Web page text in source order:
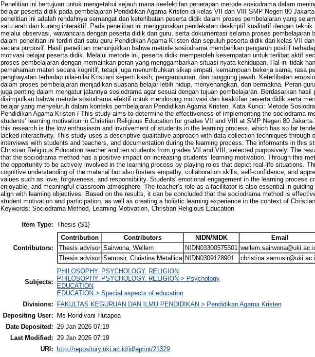
Penelitian ini bertujuan untuk mengetahui sejauh mana keefektifan penerapan metode sosiodrama dalam
belajar peserta didik pada pembelajaran Pendidikan Agama Kristen di kelas VII dan VIII SMP Negeri 80
penelitian ini adalah rendahnya semangat dan keterlibatan peserta didik dalam proses pembelajaran yang
satu arah dan kurang interaktif. Pada penelitian ini menggunakan pendekatan deskriptif kualitatif dengan teknik
melalui observasi, wawancara dengan peserta didik dan guru, serta dokumentasi selama proses pembelajaran
dalam penelitian ini terdiri dari satu guru Pendidikan Agama Kristen dan sepuluh peserta didik dari kelas VII
secara purposif. Hasil penelitian menunjukkan bahwa metode sosiodrama memberikan pengaruh positif
motivasi belajar peserta didik. Melalui metode ini, peserta didik memperoleh kesempatan untuk terlibat aktif
proses pembelajaran dengan memainkan peran yang menggambarkan situasi nyata kehidupan. Hal ini tidak
pemahaman materi secara kognitif, tetapi juga menumbuhkan sikap empati, kemampuan bekerja sama, rasa
penghayatan terhadap nilai-nilai Kristiani seperti kasih, pengampunan, dan tanggung jawab. Keterlibatan
dalam proses pembelajaran menjadikan suasana belajar lebih hidup, menyenangkan, dan bermakna. Peran
juga penting dalam mengatur jalannya sosiodrama agar sesuai dengan tujuan pembelajaran. Berdasarkan hasil
disimpulkan bahwa metode sosiodrama efektif untuk mendorong motivasi dan keaktifan peserta didik serta
belajar yang menyeluruh dalam konteks pembelajaran Pendidikan Agama Kristen. Kata Kunci: Metode
Pendidikan Agama Kristen / This study aims to determine the effectiveness of implementing the sociodrama
students’ learning motivation in Christian Religious Education for grades VII and VIII at SMP Negeri 80
this research is the low enthusiasm and involvement of students in the learning process, which has so far
lacked interactivity. This study uses a descriptive qualitative approach with data collection techniques through
interviews with students and teachers, and documentation during the learning process. The informants in this
Christian Religious Education teacher and ten students from grades VII and VIII, selected purposively. The
that the sociodrama method has a positive impact on increasing students’ learning motivation. Through this
the opportunity to be actively involved in the learning process by playing roles that depict real-life situations.
cognitive understanding of the material but also fosters empathy, collaboration skills, self-confidence, and
values such as love, forgiveness, and responsibility. Students' emotional engagement in the learning process
enjoyable, and meaningful classroom atmosphere. The teacher’s role as a facilitator is also essential in
align with learning objectives. Based on the results, it can be concluded that the sociodrama method is
student motivation and participation, as well as creating a holistic learning experience in the context of
Keywords: Sociodrama Method, Learning Motivation, Christian Religious Education
Item Type: Thesis (S1)
Contributors:
Contribution Contributors NIDN/NIDK
Email
Thesis advisor Sairwona, Wellem NIDN03300575501
Thesis advisor Samosir, Christina Metallica NIDN0309128901
Subjects:
PHILOSOPHY. PSYCHOLOGY. RELIGION
PHILOSOPHY. PSYCHOLOGY. RELIGION > Psychology
EDUCATION
EDUCATION > Special aspects of education
Divisions:
FAKULTAS KEGURUAN DAN ILMU PENDIDIKAN > Pendidikan Agama Kristen
Depositing User:
Ms Roridivani Hutapea
Date Deposited:
29 Jan 2026 07:19
Last Modified:
29 Jan 2026 07:19
URI:
http://repository.uki.ac.id/id/eprint/21329